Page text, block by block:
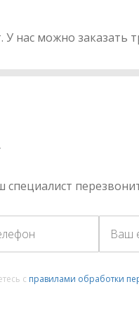
У нас можно
с правилами обработки